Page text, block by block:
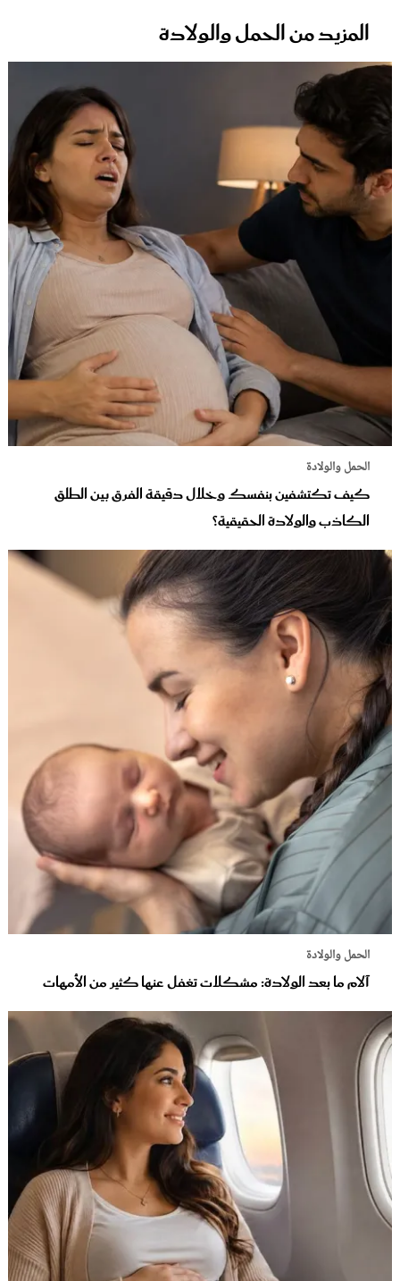
المزيد من الحمل والولادة
الحمل والولادة
كيف تكتشفين بنفسك وخلال دقيقة الفرق بين الطلق
الكاذب والولادة الحقيقية؟
الحمل والولادة
آلام ما بعد الولادة: مشكلات تغفل عنها كثير من الأمهات